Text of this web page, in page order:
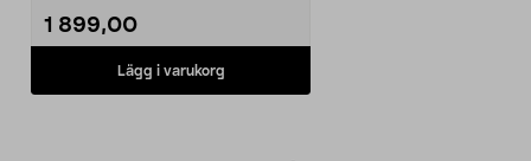
1 899,00
Lägg i varukorg